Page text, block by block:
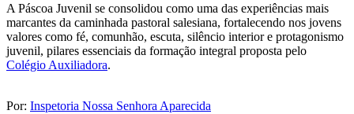
A Páscoa Juvenil se consolidou como uma das experiências mais
marcantes da caminhada pastoral salesiana, fortalecendo nos jovens
valores como fé, comunhão, escuta, silêncio interior e protagonismo
juvenil, pilares essenciais da formação integral proposta pelo
Colégio Auxiliadora.
Por: Inspetoria Nossa Senhora Aparecida